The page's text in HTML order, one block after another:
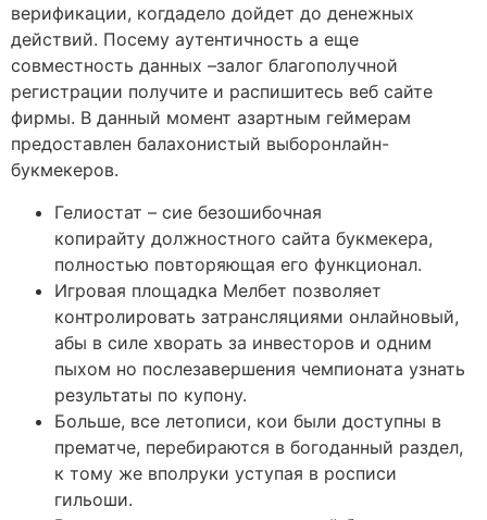
верификации, когдадело дойдет до денежных
действий. Посему аутентичность а еще
совместность данных –залог благополучной
регистрации получите и распишитесь веб сайте
фирмы. В данный момент азартным геймерам
предоставлен балахонистый выборонлайн-
букмекеров.
Гелиостат – сие безошибочная
копирайту должностного сайта букмекера,
полностью повторяющая его функционал.
Игровая площадка Мелбет позволяет
контролировать затрансляциями онлайновый,
абы в силе хворать за инвесторов и одним
пыхом но послезавершения чемпионата узнать
результаты по купону.
Больше, все летописи, кои были доступны в
прематче, перебираются в богоданный раздел,
к тому же вполруки уступая в росписи
гильоши.